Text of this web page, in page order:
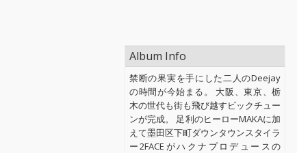
Album Info
禁断の果実を手にした二人のDeejay
の時間が今始まる。 大阪、東京、栃
木の世代も街も飛び越すビックチュー
ンが完成。 足利のヒーローMAKAに加
えて墨田区下町ダウンタウンスタイラ
ー2FACEがハクナプロデュースの